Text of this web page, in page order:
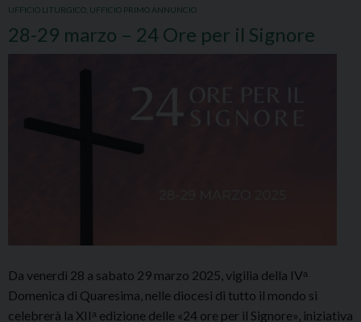
UFFICIO LITURGICO UFFICIO PRIMO ANNUNCIO
28-29 marzo – 24 Ore per il Signore
Da venerdì 28 a sabato 29 marzo 2025, vigilia della IVᵃ
Domenica di Quaresima, nelle diocesi di tutto il mondo si
celebrerà la XIIᵃ edizione delle «24 ore per il Signore», iniziativa